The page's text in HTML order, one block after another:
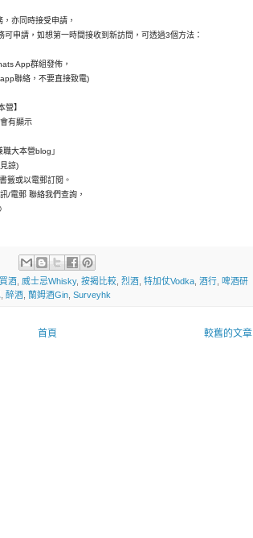
亦同時接受申請，
申請，如想第一時間接收到新訪問，可透過3個方法：
App群組發佈，
聯絡，不要直接致電)
營】
有顯示
大本營blog」
諒)
籤或以電郵訂閱。
電郵 聯絡我們查詢，
酒 威士忌Whisky, 按揭比較 烈酒 特加仗Vodka 酒行 啤酒研
醉酒 蘭姆酒Gin Surveyhk
較舊的文章
首頁